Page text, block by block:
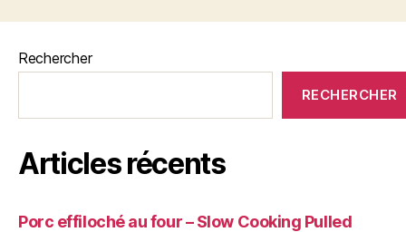
Rechercher
RECHERCHER
Articles récents
Porc effiloché au four – Slow Cooking Pulled